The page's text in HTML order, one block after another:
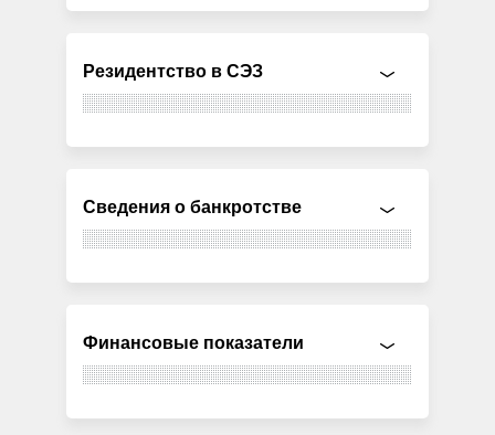
Резидентство в СЭЗ
Сведения о банкротстве
Финансовые показатели